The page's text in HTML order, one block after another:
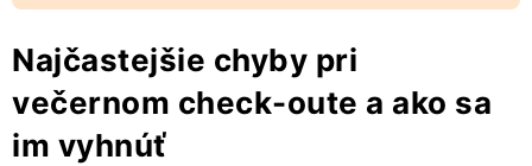
Najčastejšie chyby pri
večernom check-oute a ako sa
im vyhnúť